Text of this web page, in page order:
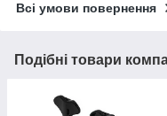
Всі умови повернення
Подібні товари